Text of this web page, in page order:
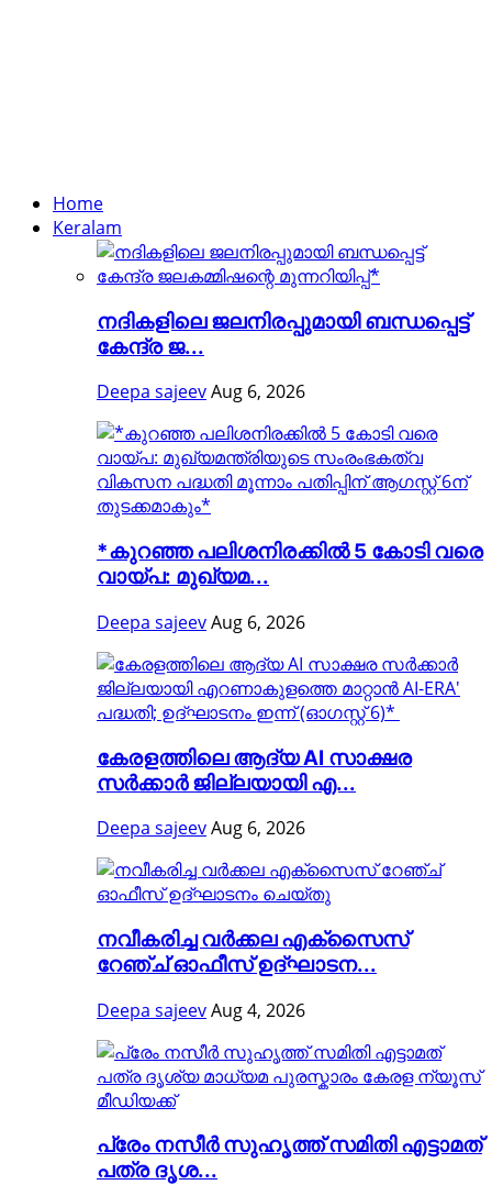
Home
Keralam
നദികളിലെ ജലനിരപ്പുമായി ബന്ധപ്പെട്ട്
കേന്ദ്ര ജ...
Deepa sajeevAug 6, 2026
*കുറഞ്ഞ പലിശനിരക്കിൽ 5 കോടി വരെ
വായ്പ: മുഖ്യമ...
Deepa sajeevAug 6, 2026
കേരളത്തിലെ ആദ്യ AI സാക്ഷര
സർക്കാർ ജില്ലയായി എ...
Deepa sajeevAug 6, 2026
നവീകരിച്ച വർക്കല എക്സൈസ്
റേഞ്ച് ഓഫീസ് ഉദ്ഘാടന...
Deepa sajeevAug 4, 2026
പ്രേം നസീര്‍ സുഹൃത്ത് സമിതി എട്ടാമത്
പത്ര ദൃശ...